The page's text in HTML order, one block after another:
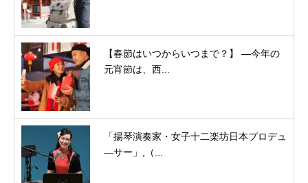
【春節はいつからいつまで？】 ―今年の
元宵節は、西...
「揚琴演奏家・女子十二楽坊日本プロデュ
―サー」,（...